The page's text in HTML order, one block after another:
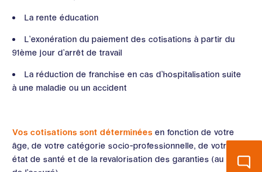
La rente éducation
L’exonération du paiement des cotisations à partir du
91ème jour d’arrêt de travail
La réduction de franchise en cas d’hospitalisation suite
à une maladie ou un accident
Vos cotisations sont déterminées en fonction de votre
âge, de votre catégorie socio-professionnelle, de votre
état de santé et de la revalorisation des garanties (au choix